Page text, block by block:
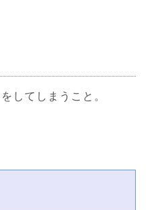
してしまうこと。